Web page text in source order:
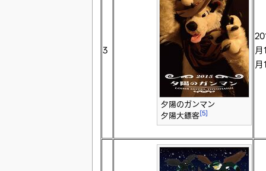
3
夕陽のガンマン
夕陽大鏢客[5]
月
月